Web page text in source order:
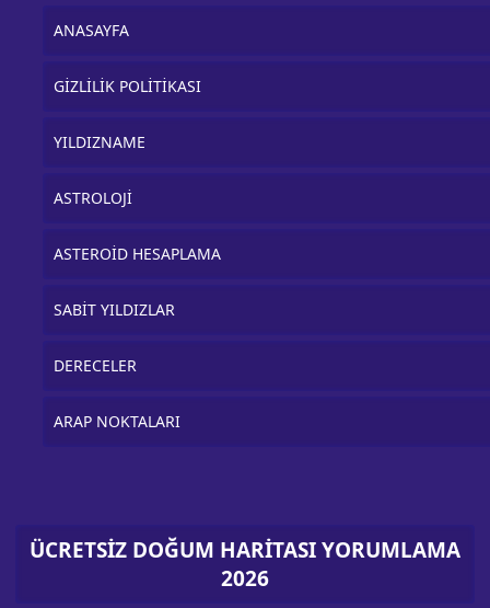
ANASAYFA
GİZLİLİK POLİTİKASI
YILDIZNAME
ASTROLOJİ
ASTEROİD HESAPLAMA
SABİT YILDIZLAR
DERECELER
ARAP NOKTALARI
ÜCRETSİZ DOĞUM HARİTASI YORUMLAMA
2026